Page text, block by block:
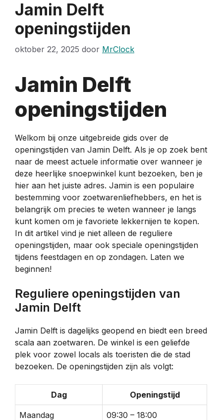
Jamin Delft
openingstijden
oktober 22, 2025 door MrClock
Jamin Delft
openingstijden
Welkom bij onze uitgebreide gids over de
openingstijden van Jamin Delft. Als je op zoek bent
naar de meest actuele informatie over wanneer je
deze heerlijke snoepwinkel kunt bezoeken, ben je
hier aan het juiste adres. Jamin is een populaire
bestemming voor zoetwarenliefhebbers, en het is
belangrijk om precies te weten wanneer je langs
kunt komen om je favoriete lekkernijen te kopen.
In dit artikel vind je niet alleen de reguliere
openingstijden, maar ook speciale openingstijden
tijdens feestdagen en op zondagen. Laten we
beginnen!
Reguliere openingstijden van
Jamin Delft
Jamin Delft is dagelijks geopend en biedt een breed
scala aan zoetwaren. De winkel is een geliefde
plek voor zowel locals als toeristen die de stad
bezoeken. De openingstijden zijn als volgt:
Dag Openingstijd
Maandag 09:30 – 18:00